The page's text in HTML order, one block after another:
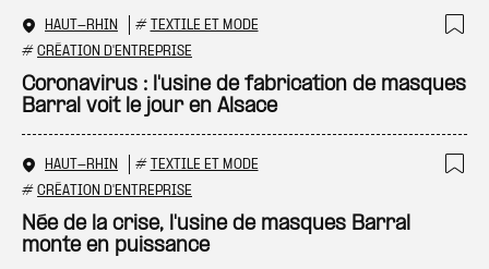
HAUT-RHIN # TEXTILE ET MODE
# CRÉATION D'ENTREPRISE
Coronavirus : l'usine de fabrication de masques
Barral voit le jour en Alsace
HAUT-RHIN # TEXTILE ET MODE
# CRÉATION D'ENTREPRISE
Née de la crise, l'usine de masques Barral
monte en puissance